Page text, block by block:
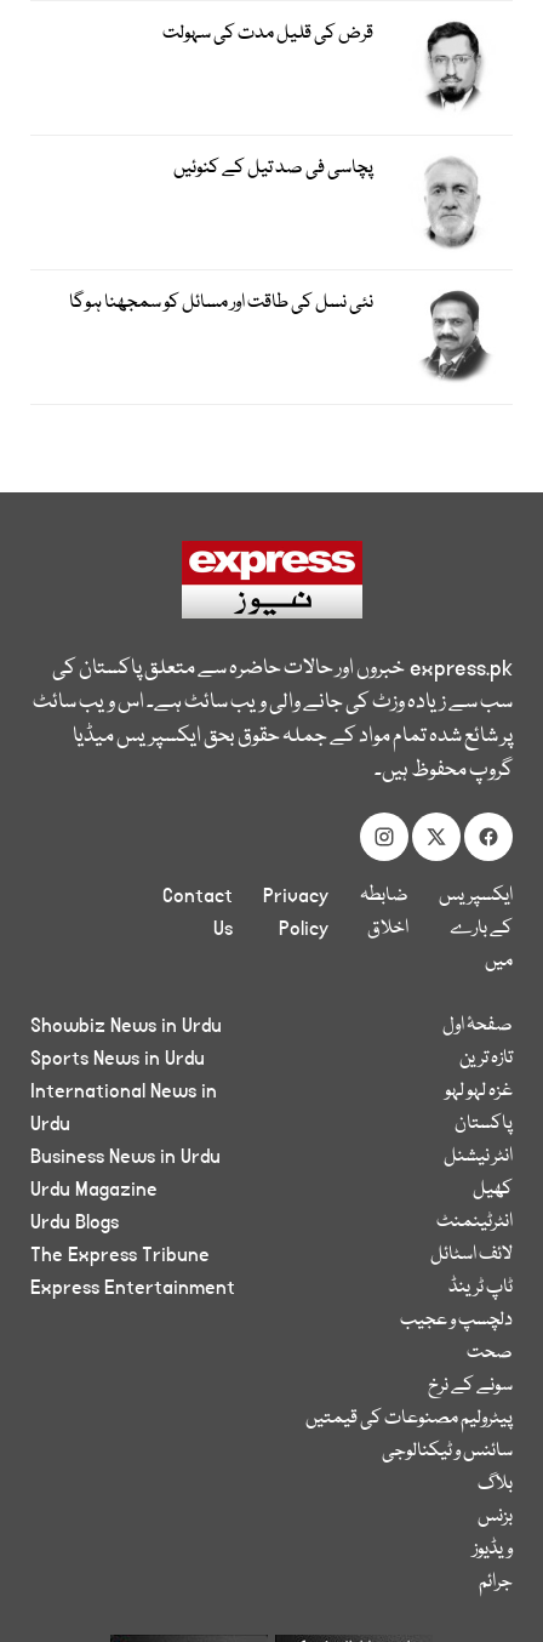
قرض کی قلیل مدت کی سہولت
پچاسی فی صد تیل کے کنوئیں
نئی نسل کی طاقت اور مسائل کو سمجھنا ہوگا
express.pkخبروں اور حالات حاضرہ سے متعلق پاکستان کی
سب سے زیادہ وزٹ کی جانے والی ویب سائٹ ہے۔ اس ویب سائٹ
پر شائع شدہ تمام مواد کے جملہ حقوق بحق ایکسپریس میڈیا
گروپ محفوظ ہیں۔
ایکسپریس
کے بارے
میں
ضابطہ
اخلاق
Privacy
Policy
Contact
Us
صفحۂ اول
تازہ ترین
غزہ لہو لہو
پاکستان
انٹر نیشنل
کھیل
انٹرٹینمنٹ
لائف اسٹائل
ٹاپ ٹرینڈ
دلچسپ و عجیب
صحت
سونے کے نرخ
پیٹرولیم مصنوعات کی قیمتیں
سائنس و ٹیکنالوجی
بلاگ
بزنس
ویڈیوز
جرائم
Showbiz News in Urdu
Sports News in Urdu
International News in
Urdu
Business News in Urdu
Urdu Magazine
Urdu Blogs
The Express Tribune
Express Entertainment